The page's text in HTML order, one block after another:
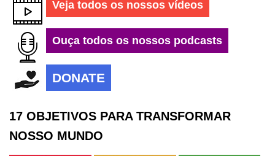
Veja todos os nossos vídeos
Ouça todos os nossos podcasts
DONATE
17 OBJETIVOS PARA TRANSFORMAR
NOSSO MUNDO